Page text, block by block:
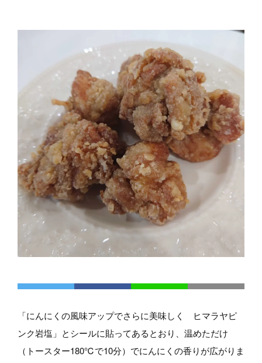
「にんにくの風味アップでさらに美味しく ヒマラヤピ
ンク岩塩」とシールに貼ってあるとおり、温めただけ
（トースター180℃で10分）でにんにくの香りが広がりま